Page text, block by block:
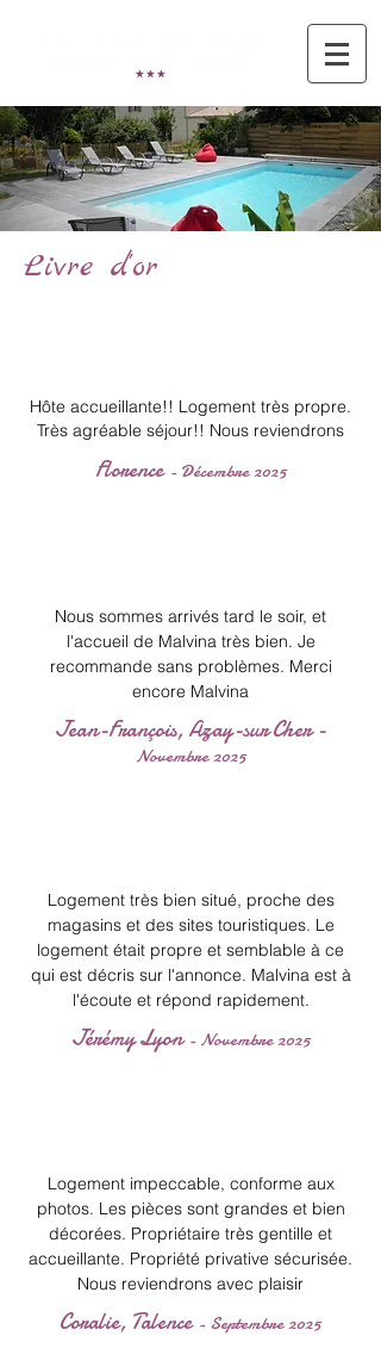
Livre d'or
Hôte accueillante!! Logement très propre.
Très agréable séjour!! Nous reviendrons
Florence- Décembre 2025
Nous sommes arrivés tard le soir, et
l'accueil de Malvina très bien. Je
recommande sans problèmes. Merci
encore Malvina
Jean-François, Azay-sur Cher -
Novembre 2025
Logement très bien situé, proche des
magasins et des sites touristiques. Le
logement était propre et semblable à ce
qui est décris sur l'annonce. Malvina est à
l'écoute et répond rapidement.
Jérémy Lyon - Novembre 2025
Logement impeccable, conforme aux
photos. Les pièces sont grandes et bien
décorées. Propriétaire très gentille et
accueillante. Propriété privative sécurisée.
Nous reviendrons avec plaisir
Coralie, Talence- Septembre 2025